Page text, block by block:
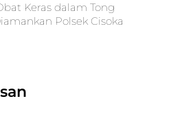
Keras dalam Tong
Polsek Cisoka